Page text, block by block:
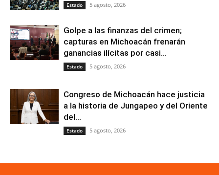
Estado 5 agosto, 2026
Golpe a las finanzas del crimen;
capturas en Michoacán frenarán
ganancias ilícitas por casi...
Estado 5 agosto, 2026
Congreso de Michoacán hace justicia
a la historia de Jungapeo y del Oriente
del...
Estado 5 agosto, 2026